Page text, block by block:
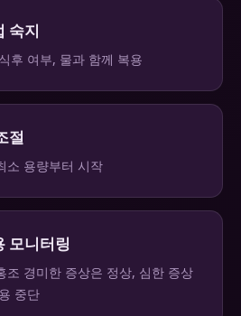
숙지
후 여부, 물과 함께 복용
절
소 용량부터 시작
모니터링
조 경미한 증상은 정상, 심한 증상
중단